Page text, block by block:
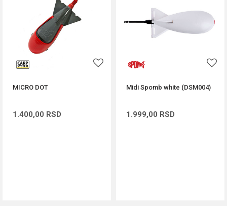
MICRO DOT
1.400,00 RSD
Midi Spomb white (DSM004)
1.999,00 RSD